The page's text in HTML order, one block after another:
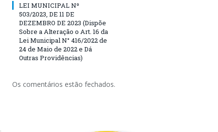
LEI MUNICIPAL Nº
503/2023, DE 11 DE
DEZEMBRO DE 2023 (Dispõe
Sobre a Alteração o Art. 16 da
Lei Municipal N° 416/2022 de
24 de Maio de 2022 e Dá
Outras Providências)
Os comentários estão fechados.